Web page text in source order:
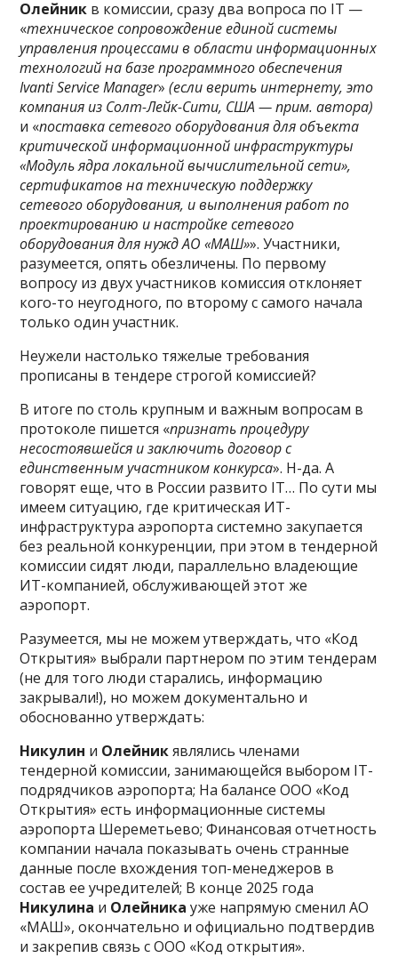
Олейник в комиссии, сразу два вопроса по IT —
«техническое сопровождение единой системы
управления процессами в области информационных
технологий на базе программного обеспечения
Ivanti Service Manager»(если верить интернету, это
компания из Солт-Лейк-Сити, США — прим. автора)
и «поставка сетевого оборудования для объекта
критической информационной инфраструктуры
«Модуль ядра локальной вычислительной сети»,
сертификатов на техническую поддержку
сетевого оборудования, и выполнения работ по
проектированию и настройке сетевого
оборудования для нужд АО «МАШ»». Участники,
разумеется, опять обезличены. По первому
вопросу из двух участников комиссия отклоняет
кого-то неугодного, по второму с самого начала
только один участник.
Неужели настолько тяжелые требования
прописаны в тендере строгой комиссией?
В итоге по столь крупным и важным вопросам в
протоколе пишется «признать процедуру
несостоявшейся и заключить договор с
единственным участником конкурса». Н-да. А
говорят еще, что в России развито IT… По сути мы
имеем ситуацию, где критическая ИТ-
инфраструктура аэропорта системно закупается
без реальной конкуренции, при этом в тендерной
комиссии сидят люди, параллельно владеющие
ИТ-компанией, обслуживающей этот же
аэропорт.
Разумеется, мы не можем утверждать, что «Код
Открытия» выбрали партнером по этим тендерам
(не для того люди старались, информацию
закрывали!), но можем документально и
обоснованно утверждать:
Никулин и Олейникявлялись членами
тендерной комиссии, занимающейся выбором IT-
подрядчиков аэропорта; На балансе ООО «Код
Открытия» есть информационные системы
аэропорта Шереметьево; Финансовая отчетность
компании начала показывать очень странные
данные после вхождения топ-менеджеров в
состав ее учредителей; В конце 2025 года
Никулина и Олейника уже напрямую сменил АО
«МАШ», окончательно и официально подтвердив
и закрепив связь с ООО «Код открытия».